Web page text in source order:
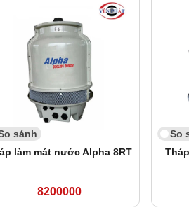
sánh
làm mát nước Alpha 8RT
8200000
So